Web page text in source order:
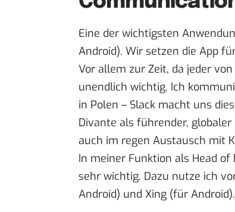
Eine der wichtigsten
Android). Wir setzen die App
Vor allem zur Zeit, da jeder
unendlich wichtig. Ich
in Polen – Slack macht uns
Divante als führender,
auch im regen Austausch mit
In meiner Funktion als Head of
sehr wichtig. Dazu nutze ich
Android) und Xing (für Android).